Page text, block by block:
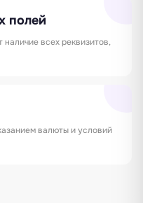
полей
всех реквизитов,
валюты и условий